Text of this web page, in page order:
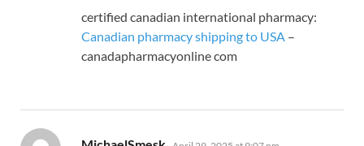
certified canadian international pharmacy:
Canadian pharmacy shipping to USA –
canadapharmacyonline com
says: